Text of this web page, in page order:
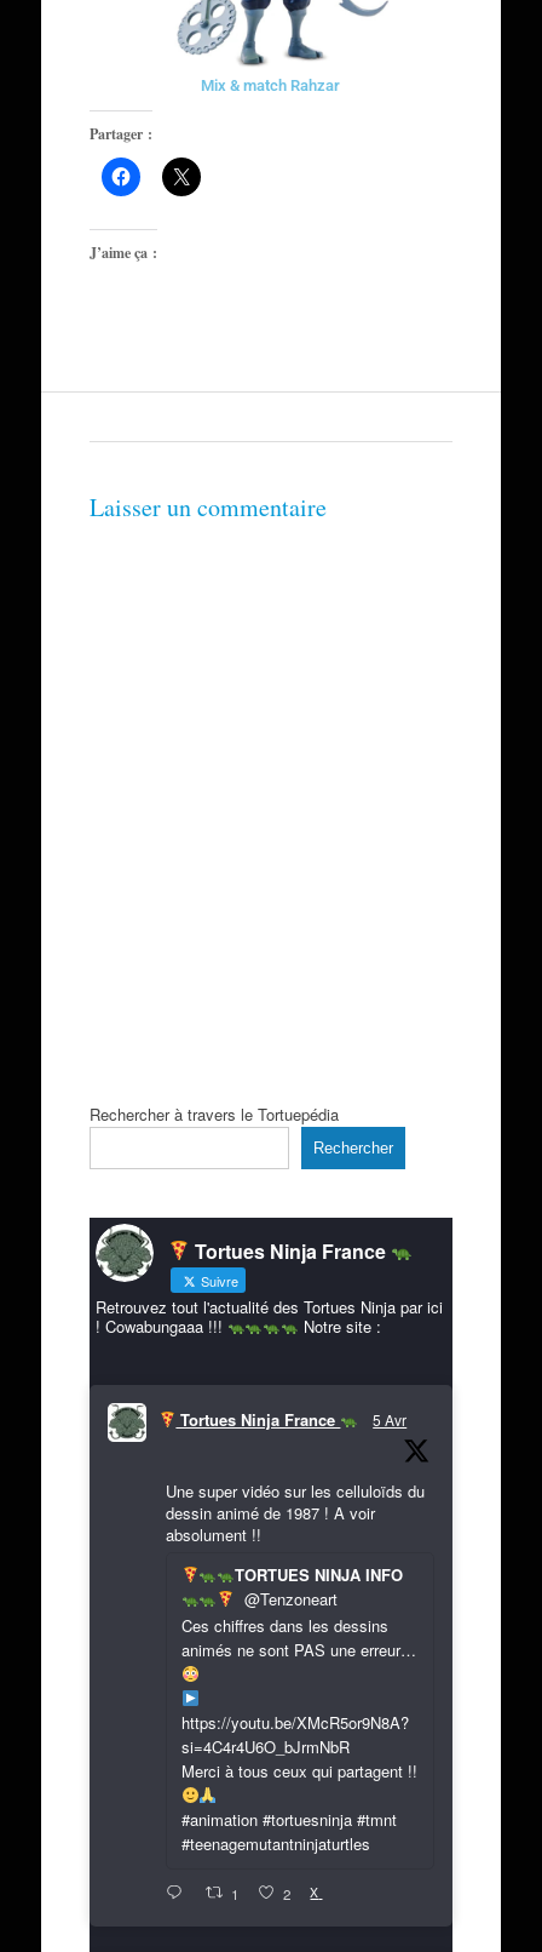
Mix & match Rahzar
Partager :
J’aime ça :
Laisser un commentaire
Rechercher à travers le Tortuepédia
Rechercher
Tortues Ninja France
Suivre
Retrouvez tout l'actualité des Tortues Ninja par ici
! Cowabungaaa !!!
Notre site :
Tortues Ninja France 5 Avr
Une super vidéo sur les celluloïds du
dessin animé de 1987 ! A voir
absolument !!
TORTUES NINJA INFO
@Tenzoneart
Ces chiffres dans les dessins
animés ne sont PAS une erreur…
https://youtu.be/XMcR5or9N8A?
si=4C4r4U6O_bJrmNbR
Merci à tous ceux qui partagent !!
#animation #tortuesninja #tmnt
#teenagemutantninjaturtles
1 2 X